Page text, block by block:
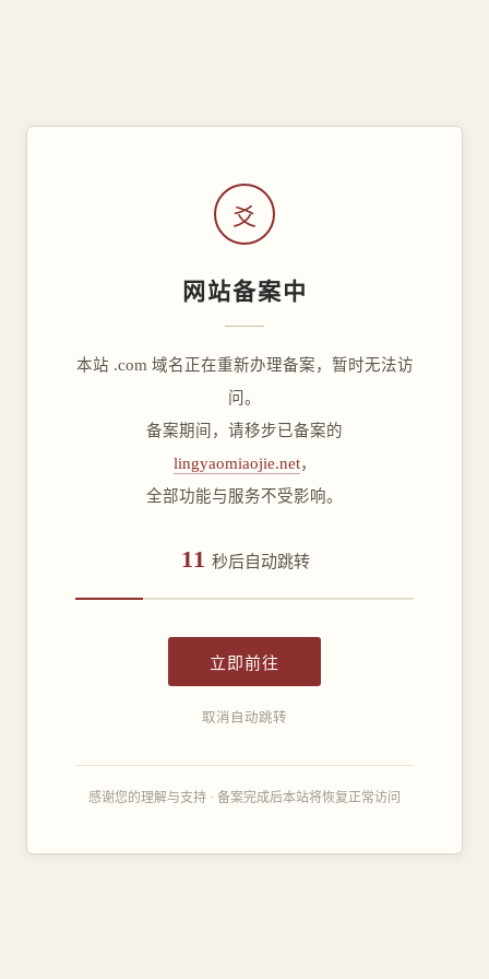
爻
网站备案中
本站 .com 域名正在重新办理备案，暂时无法访
问。
备案期间，请移步已备案的
lingyaomiaojie.net，
全部功能与服务不受影响。
11 秒后自动跳转
立即前往
取消自动跳转
感谢您的理解与支持 · 备案完成后本站将恢复正常访问